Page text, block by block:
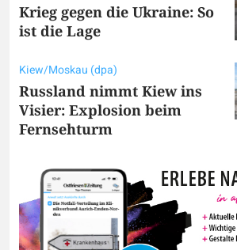
Krieg gegen die Ukraine: So
ist die Lage
Kiew/Moskau (dpa)
Russland nimmt Kiew ins
Visier: Explosion beim
Fernsehturm